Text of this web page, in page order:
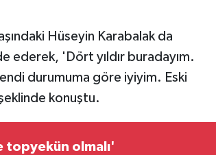
Hüseyin Karabalak da
ederek, 'Dört yıldır buradayım.
durumuma göre iyiyim. Eski
konuştu.
topyekün olmalı'